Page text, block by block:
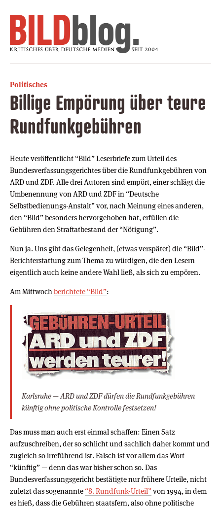
Politisches
Billige Empörung über teure
Rundfunkgebühren
Heute veröffentlicht “Bild” Leserbriefe zum Urteil des
Bundesverfassungsgerichtes über die Rundfunkgebühren von
ARD und ZDF. Alle drei Autoren sind empört, einer schlägt die
Umbenennung von ARD und ZDF in “Deutsche
Selbstbedienungs-Anstalt” vor, nach Meinung eines anderen,
den “Bild” besonders hervorgehoben hat, erfüllen die
Gebühren den Straftatbestand der “Nötigung”.
Nun ja. Uns gibt das Gelegenheit, (etwas verspätet) die “Bild”-
Berichterstattung zum Thema zu würdigen, die den Lesern
eigentlich auch keine andere Wahl ließ, als sich zu empören.
Am Mittwoch berichtete “Bild”:
Karlsruhe — ARD und ZDF dürfen die Rundfunkgebühren
künftig ohne politische Kontrolle festsetzen!
Das muss man auch erst einmal schaffen: Einen Satz
aufzuschreiben, der so schlicht und sachlich daher kommt und
zugleich so irreführend ist. Falsch ist vor allem das Wort
“künftig” — denn das war bisher schon so. Das
Bundesverfassungsgericht bestätigte nur frühere Urteile, nicht
zuletzt das sogenannte “8. Rundfunk-Urteil”von 1994, in dem
es hieß, dass die Gebühren staatsfern, also ohne politische